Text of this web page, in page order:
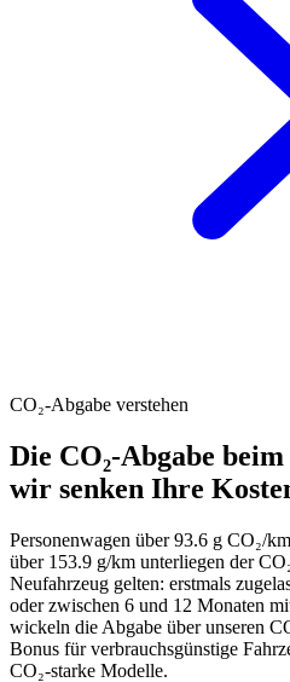
CO₂-Abgabe verstehen
Die CO₂-Abgabe
wir senken Ihre
Personenwagen über 93.6 g CO₂/
über 153.9 g/km unterliegen der
Neufahrzeug gelten: erstmals
oder zwischen 6 und 12 Monaten
wickeln die Abgabe über unseren
Bonus für verbrauchsgünstige
CO₂-starke Modelle.